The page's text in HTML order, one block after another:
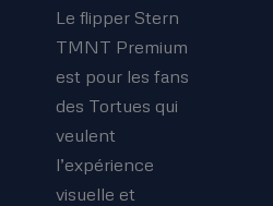
Le flipper Stern
TMNT Premium
est pour les fans
des Tortues qui
veulent
l’expérience
visuelle et